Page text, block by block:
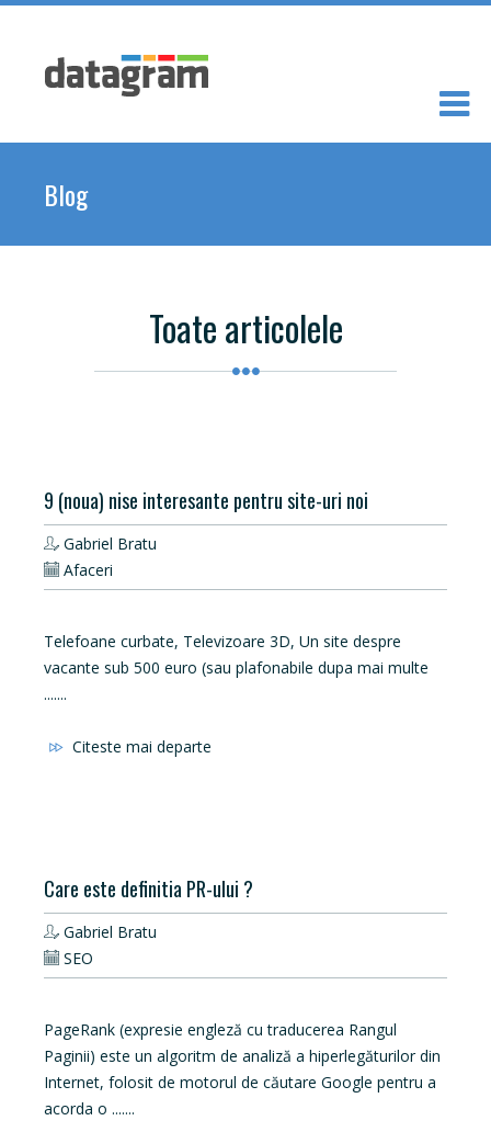
Blog
Toate articolele
9 (noua) nise interesante pentru site-uri noi
Gabriel Bratu
Afaceri
Telefoane curbate, Televizoare 3D, Un site despre
vacante sub 500 euro (sau plafonabile dupa mai multe
.......
Citeste mai departe
Care este definitia PR-ului ?
Gabriel Bratu
SEO
PageRank (expresie engleză cu traducerea Rangul
Paginii) este un algoritm de analiză a hiperlegăturilor din
Internet, folosit de motorul de căutare Google pentru a
acorda o .......